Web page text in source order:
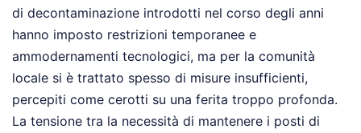
di decontaminazione introdotti nel corso degli anni
hanno imposto restrizioni temporanee e
ammodernamenti tecnologici, ma per la comunità
locale si è trattato spesso di misure insufficienti,
percepiti come cerotti su una ferita troppo profonda.
La tensione tra la necessità di mantenere i posti di